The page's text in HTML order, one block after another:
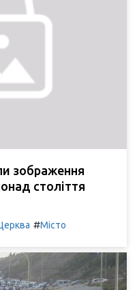
зображення
століття
#Місто